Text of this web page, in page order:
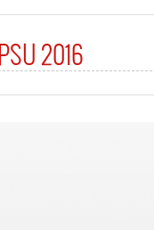
2016